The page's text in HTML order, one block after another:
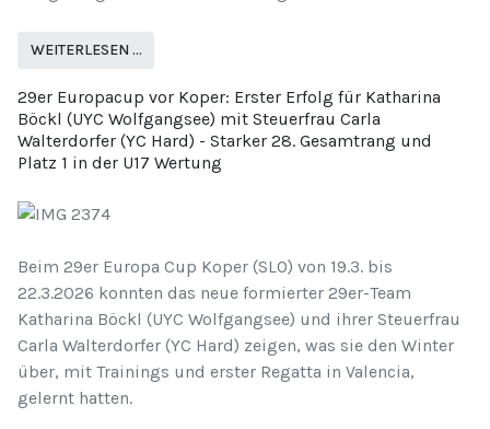
WEITERLESEN …
29er Europacup vor Koper: Erster Erfolg für Katharina
Böckl (UYC Wolfgangsee) mit Steuerfrau Carla
Walterdorfer (YC Hard) - Starker 28. Gesamtrang und
Platz 1 in der U17 Wertung
Beim 29er Europa Cup Koper (SLO) von 19.3. bis
22.3.2026 konnten das neue formierter 29er-Team
Katharina Böckl (UYC Wolfgangsee) und ihrer Steuerfrau
Carla Walterdorfer (YC Hard) zeigen, was sie den Winter
über, mit Trainings und erster Regatta in Valencia,
gelernt hatten.